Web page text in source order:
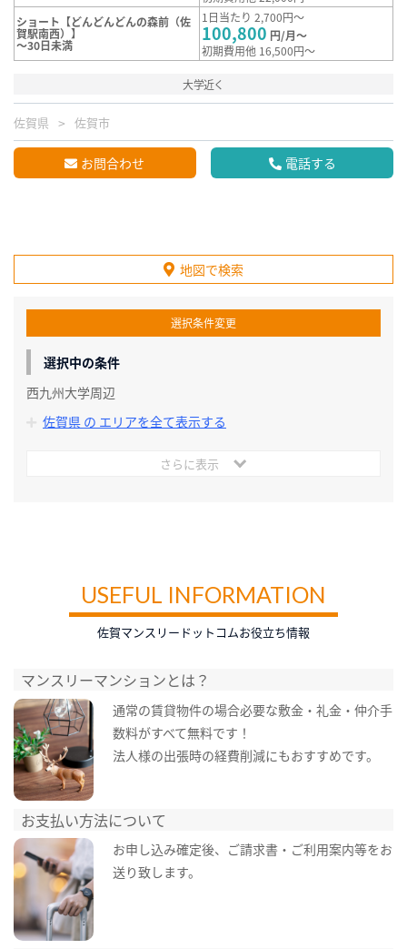
ショート【どんどんどんの森前（佐
賀駅南西）】
～30日未満
1日当たり 2,700円～
100,800 円/月～
初期費用他 16,500円～
大学近く
佐賀県 佐賀市
お問合わせ 電話する
地図で検索
選択条件変更
選択中の条件
西九州大学周辺
佐賀県 の エリアを全て表示する
さらに表示
USEFUL INFORMATION
佐賀マンスリードットコムお役立ち情報
マンスリーマンションとは？
通常の賃貸物件の場合必要な敷金・礼金・仲介手
数料がすべて無料です！
法人様の出張時の経費削減にもおすすめです。
お支払い方法について
お申し込み確定後、ご請求書・ご利用案内等をお
送り致します。